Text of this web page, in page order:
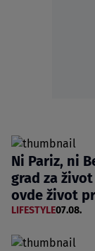
Ni Pariz, ni
grad za
ovde život
LIFESTYLE07.08.